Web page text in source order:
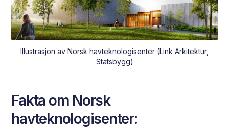
Illustrasjon av Norsk havteknologisenter (Link Arkitektur,
Statsbygg)
Fakta om Norsk
havteknologisenter: